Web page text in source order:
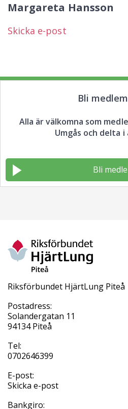
Margareta Hansson
Skicka e-post
Bli
Alla är välkomna som
Umgås och delta
Bli
Riksförbundet HjärtLung Piteå
Postadress:
Solandergatan 11
94134 Piteå
Tel:
0702646399
E-post:
Skicka e-post
Bankgiro: